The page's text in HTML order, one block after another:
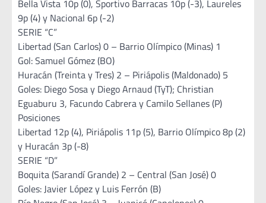
Bella Vista 10p (0), Sportivo Barracas 10p (-3), Laureles
9p (4) y Nacional 6p (-2)
SERIE “C”
Libertad (San Carlos) 0 – Barrio Olímpico (Minas) 1
Gol: Samuel Gómez (BO)
Huracán (Treinta y Tres) 2 – Piriápolis (Maldonado) 5
Goles: Diego Sosa y Diego Arnaud (TyT); Christian
Eguaburu 3, Facundo Cabrera y Camilo Sellanes (P)
Posiciones
Libertad 12p (4), Piriápolis 11p (5), Barrio Olímpico 8p (2)
y Huracán 3p (-8)
SERIE “D”
Boquita (Sarandí Grande) 2 – Central (San José) 0
Goles: Javier López y Luis Ferrón (B)